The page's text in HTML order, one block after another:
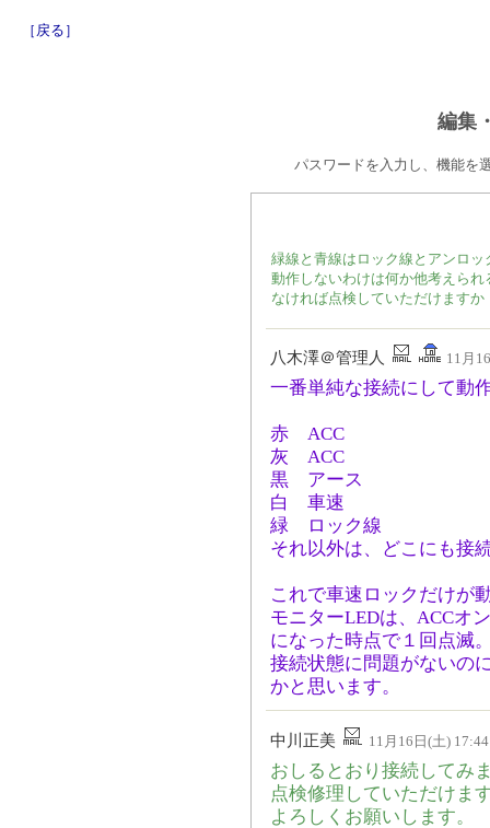
［戻る］
編集
パスワードを入力し、機能を
緑線と青線はロック線とアンロ
動作しないわけは何か他考えられ
なければ点検していただけますか
八木澤＠管理人 11月
一番単純な接続にして動
赤 ACC
灰 ACC
黒 アース
白 車速
緑 ロック線
それ以外は、どこにも接
これで車速ロックだけが
モニターLEDは、ACCオ
になった時点で１回点滅
接続状態に問題がないの
かと思います。
中川正美 11月16日(土) 17:44
おしるとおり接続してみ
点検修理していただけま
よろしくお願いします。